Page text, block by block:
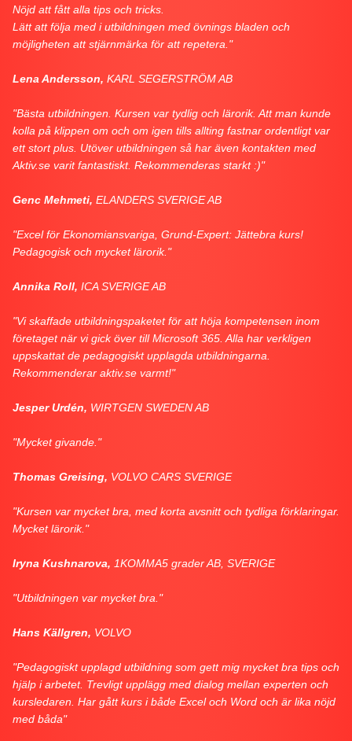
Nöjd att fått alla tips och tricks.
Lätt att följa med i utbildningen med övnings bladen och
möjligheten att stjärnmärka för att repetera."
Lena Andersson, KARL SEGERSTRÖM AB
"Bästa utbildningen. Kursen var tydlig och lärorik. Att man kunde
kolla på klippen om och om igen tills allting fastnar ordentligt var
ett stort plus. Utöver utbildningen så har även kontakten med
Aktiv.se varit fantastiskt. Rekommenderas starkt :)"
Genc Mehmeti, ELANDERS SVERIGE AB
"Excel för Ekonomiansvariga, Grund-Expert: Jättebra kurs!
Pedagogisk och mycket lärorik."
Annika Roll, ICA SVERIGE AB
"Vi skaffade utbildningspaketet för att höja kompetensen inom
företaget när vi gick över till Microsoft 365. Alla har verkligen
uppskattat de pedagogiskt upplagda utbildningarna.
Rekommenderar aktiv.se varmt!"
Jesper Urdén, WIRTGEN SWEDEN AB
"Mycket givande."
Thomas Greising, VOLVO CARS SVERIGE
"Kursen var mycket bra, med korta avsnitt och tydliga förklaringar.
Mycket lärorik."
Iryna Kushnarova, 1KOMMA5 grader AB, SVERIGE
"Utbildningen var mycket bra."
Hans Källgren, VOLVO
"Pedagogiskt upplagd utbildning som gett mig mycket bra tips och
hjälp i arbetet. Trevligt upplägg med dialog mellan experten och
kursledaren. Har gått kurs i både Excel och Word och är lika nöjd
med båda"